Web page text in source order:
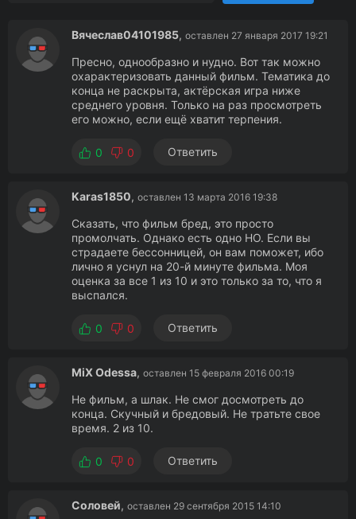
Вячеслав04101985, оставлен 27 января 2017 19:21
Пресно, однообразно и нудно. Вот так можно
охарактеризовать данный фильм. Тематика до
конца не раскрыта, актёрская игра ниже
среднего уровня. Только на раз просмотреть
его можно, если ещё хватит терпения.
0 0 Ответить
Karas1850, оставлен 13 марта 2016 19:38
Сказать, что фильм бред, это просто
промолчать. Однако есть одно НО. Если вы
страдаете бессонницей, он вам поможет, ибо
лично я уснул на 20-й минуте фильма. Моя
оценка за все 1 из 10 и это только за то, что я
выспался.
0 0 Ответить
MiX Odessa, оставлен 15 февраля 2016 00:19
Не фильм, а шлак. Не смог досмотреть до
конца. Скучный и бредовый. Не тратьте свое
время. 2 из 10.
0 0 Ответить
Соловей, оставлен 29 сентября 2015 14:10